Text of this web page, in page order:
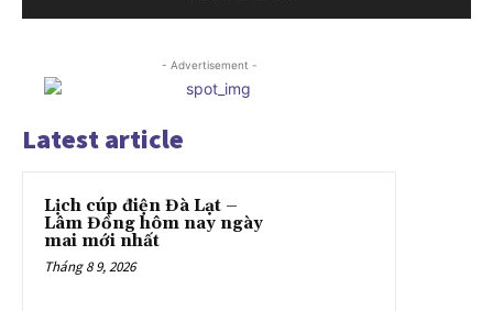
- Advertisement -
Latest article
Lịch cúp điện Đà Lạt –
Lâm Đồng hôm nay ngày
mai mới nhất
Tháng 8 9, 2026